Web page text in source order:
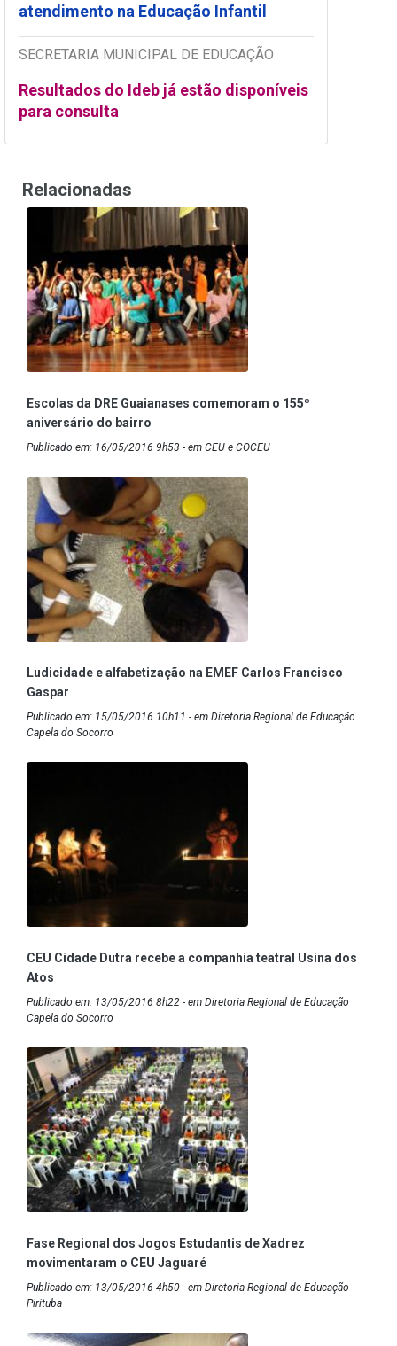
atendimento na Educação Infantil
SECRETARIA MUNICIPAL DE EDUCAÇÃO
Resultados do Ideb já estão disponíveis
para consulta
Relacionadas
Escolas da DRE Guaianases comemoram o 155º
aniversário do bairro
Publicado em: 16/05/2016 9h53 - em CEU e COCEU
Ludicidade e alfabetização na EMEF Carlos Francisco
Gaspar
Publicado em: 15/05/2016 10h11 - em Diretoria Regional de Educação
Capela do Socorro
CEU Cidade Dutra recebe a companhia teatral Usina dos
Atos
Publicado em: 13/05/2016 8h22 - em Diretoria Regional de Educação
Capela do Socorro
Fase Regional dos Jogos Estudantis de Xadrez
movimentaram o CEU Jaguaré
Publicado em: 13/05/2016 4h50 - em Diretoria Regional de Educação
Pirituba